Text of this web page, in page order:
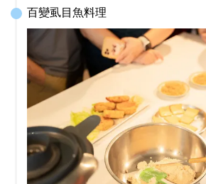
百變虱目魚料理